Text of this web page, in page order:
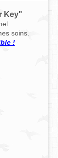
Key"
soins.
!